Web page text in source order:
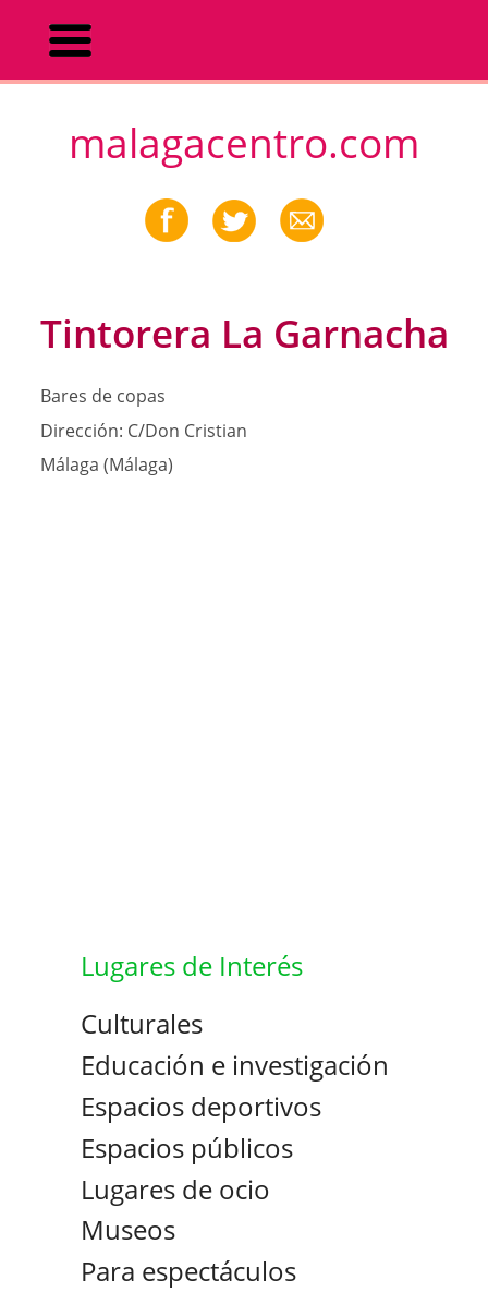
malagacentro.com
Tintorera La Garnacha
Bares de copas
Dirección: C/Don Cristian
Málaga (Málaga)
Lugares de Interés
Culturales
Educación e investigación
Espacios deportivos
Espacios públicos
Lugares de ocio
Museos
Para espectáculos